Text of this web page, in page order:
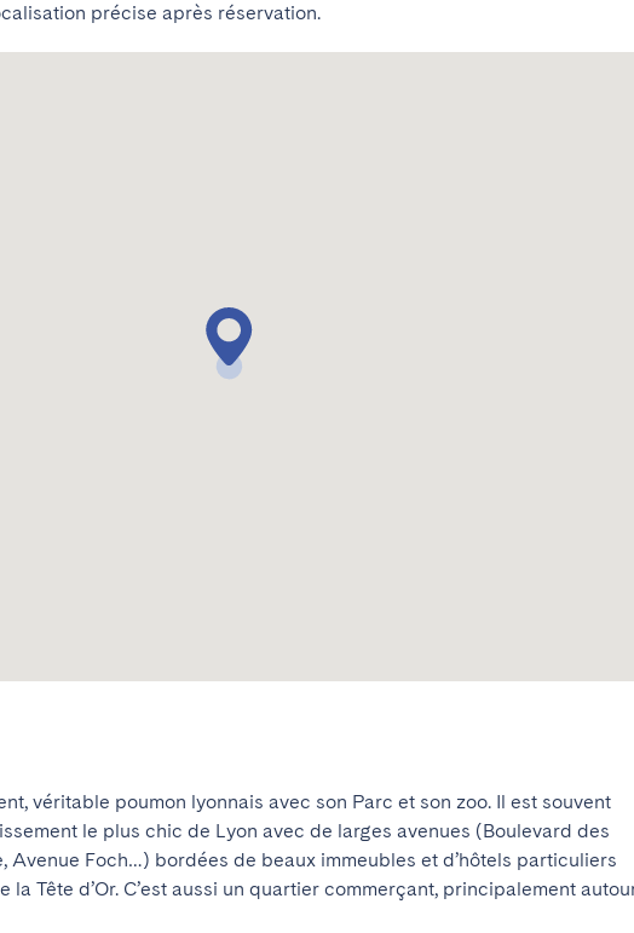
précise après réservation.
véritable poumon lyonnais avec son Parc et son zoo. Il est souvent
le plus chic de Lyon avec de larges avenues (Boulevard des
Avenue Foch…) bordées de beaux immeubles et d’hôtels particuliers
la Tête d’Or. C’est aussi un quartier commerçant, principalement